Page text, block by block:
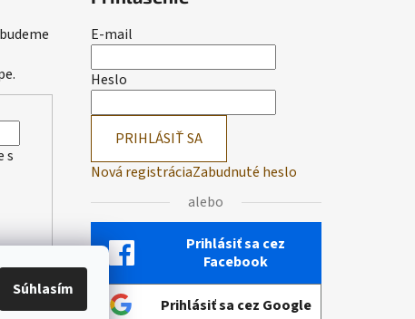
Súhlasím
s
E-mail
Heslo
PRIHLÁSIŤ SA
Nová registráciaZabudnuté heslo
alebo
Prihlásiť sa cez
Facebook
Prihlásiť sa cez Google